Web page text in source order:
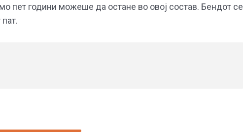
пет години можеше да остане во овој состав. Бендот се